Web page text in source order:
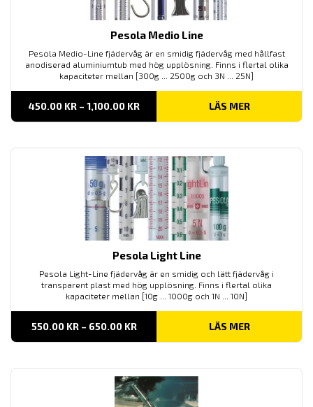
Pesola Medio Line
Pesola Medio-Line fjädervåg är en smidig fjädervåg med hållfast
anodiserad aluminiumtub med hög upplösning. Finns i flertal olika
kapaciteter mellan [300g ... 2500g och 3N ... 25N]
450.00 KR – 1,100.00 KRPRISINTERVALL:
TILL
LÄS MER
Pesola Light Line
Pesola Light-Line fjädervåg är en smidig och lätt fjädervåg i
transparent plast med hög upplösning. Finns i flertal olika
kapaciteter mellan [10g ... 1000g och 1N ... 10N]
550.00 KR – 650.00 KRPRISINTERVALL:
TILL
LÄS MER